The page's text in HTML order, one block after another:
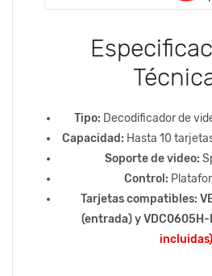
Tipo: Decodificador de
Capacidad: Hasta 10
Soporte de video:
Control:
Tarjetas compatibles:
(entrada) y VDC0605H-